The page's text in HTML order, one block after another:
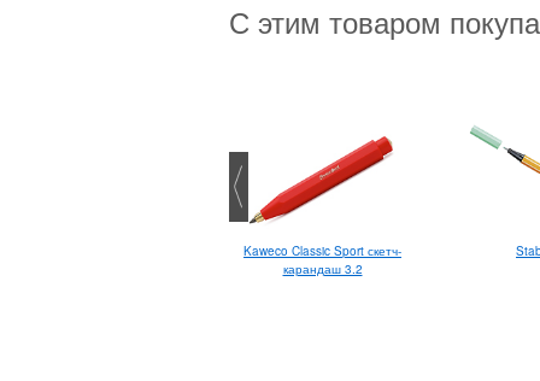
С этим товаром
Kaweco Classic Sport скетч-
карандаш 3.2